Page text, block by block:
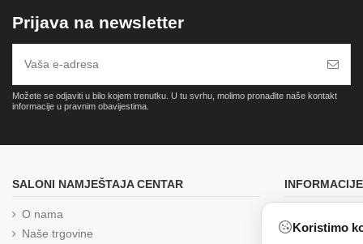
Prijava na newsletter
Možete se odjaviti u bilo kojem trenutku. U tu svrhu, molimo pronađite naše kontakt
informacije u pravnim obavijestima.
Koristimo
SALONI NAMJEŠTAJA CENTAR
O nama
Naše trgovine
INFORMACIJE
Uvjeti